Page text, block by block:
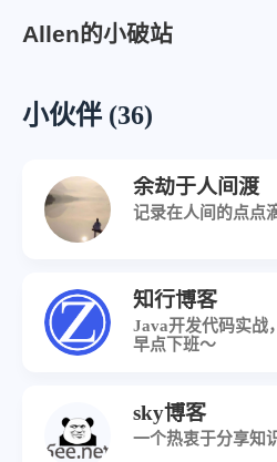
Allen的小破站
小伙伴 (36)
余劫于人间渡
记录在人间的点点
知行博客
Java开发代码实战
早点下班～
sky博客
一个热衷于分享知